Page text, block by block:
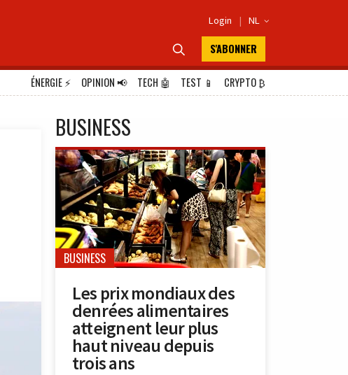
Login | NL 
 S'ABONNER
ÉNERGIE⚡ OPINION📢 TECH 🤖 TEST 📱 CRYPTO₿
BUSINESS
BUSINESS
Les prix mondiaux des
denrées alimentaires
atteignent leur plus
haut niveau depuis
trois ans